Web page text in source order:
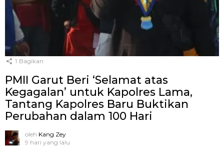
1 Bagikan
PMII Garut Beri ‘Selamat atas
Kegagalan’ untuk Kapolres Lama,
Tantang Kapolres Baru Buktikan
Perubahan dalam 100 Hari
oleh Kang Zey
9 hari yang lalu